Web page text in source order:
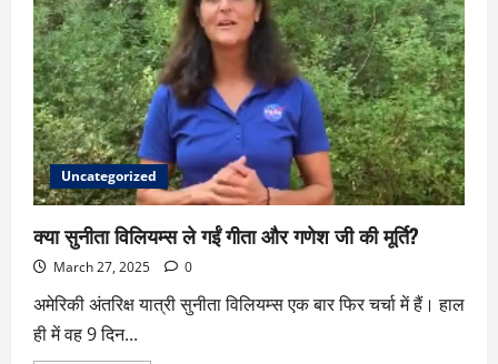
Uncategorized
क्या सुनीता विलियम्स ले गईं गीता और गणेश जी की मूर्ति?
March 27, 2025 0
अमेरिकी अंतरिक्ष यात्री सुनीता विलियम्स एक बार फिर चर्चा में हैं। हाल
ही में वह 9 दिन...